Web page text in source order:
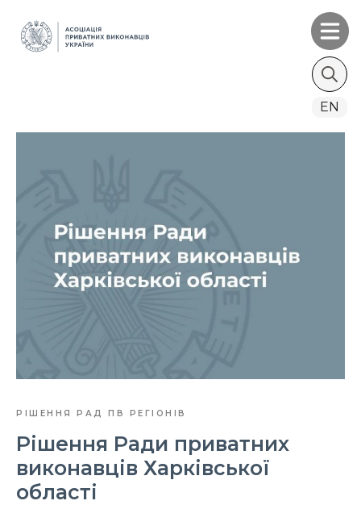
Search
EN
РІШЕННЯ РАД ПВ РЕГІОНІВ
Рішення Ради приватних
виконавців Харківської
області